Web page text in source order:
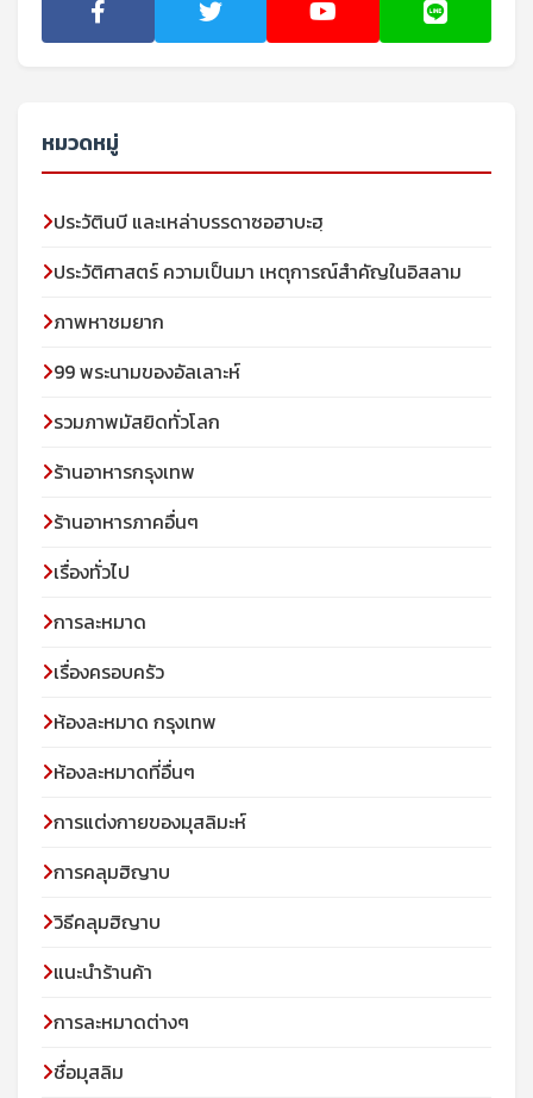
หมวดหมู่
ประวัตินบี และเหล่าบรรดาซอฮาบะฮฺ
ประวัติศาสตร์ ความเป็นมา เหตุการณ์สำคัญในอิสลาม
ภาพหาชมยาก
99 พระนามของอัลเลาะห์
รวมภาพมัสยิดทั่วโลก
ร้านอาหารกรุงเทพ
ร้านอาหารภาคอื่นๆ
เรื่องทั่วไป
การละหมาด
เรื่องครอบครัว
ห้องละหมาด กรุงเทพ
ห้องละหมาดที่อื่นๆ
การแต่งกายของมุสลิมะห์
การคลุมฮิญาบ
วิธีคลุมฮิญาบ
แนะนำร้านค้า
การละหมาดต่างๆ
ชื่อมุสลิม